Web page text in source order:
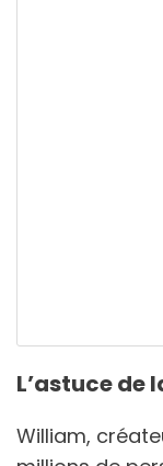
L’astuce de
William,